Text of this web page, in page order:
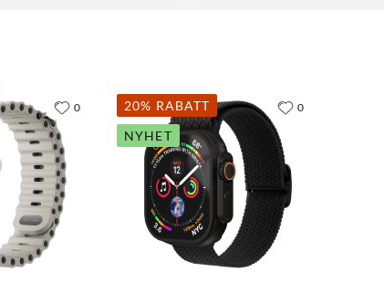
0
20% RABATT
NYHET
0